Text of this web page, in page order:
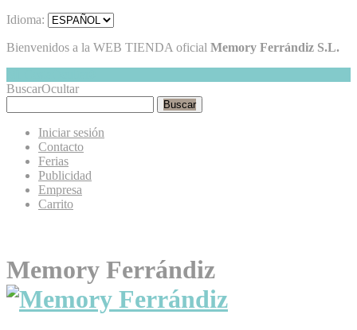
Idioma:
Bienvenidos a la WEB TIENDA oficial Memory Ferrándiz S.L.
BuscarOcultar
Buscar
Iniciar sesión
Contacto
Ferias
Publicidad
Empresa
Carrito
Memory Ferrándiz